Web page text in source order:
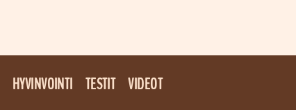
HYVINVOINTI TESTIT VIDEOT